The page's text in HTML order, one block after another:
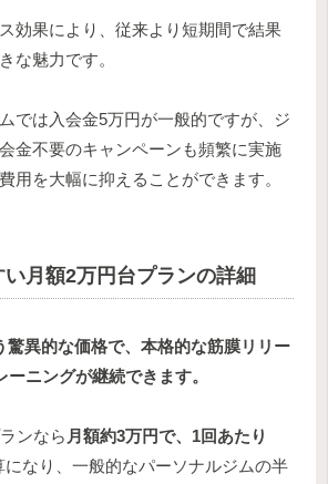
効果により、従来より短期間で結果
な魅力です。
では入会金5万円が一般的ですが、ジ
金不要のキャンペーンも頻繁に実施
用を大幅に抑えることができます。
月額2万円台プランの詳細
驚異的な価格で、本格的な筋膜リリー
ニングが継続できます。
ンなら 月額約3万円で、1回あたり
になり、一般的なパーソナルジムの半